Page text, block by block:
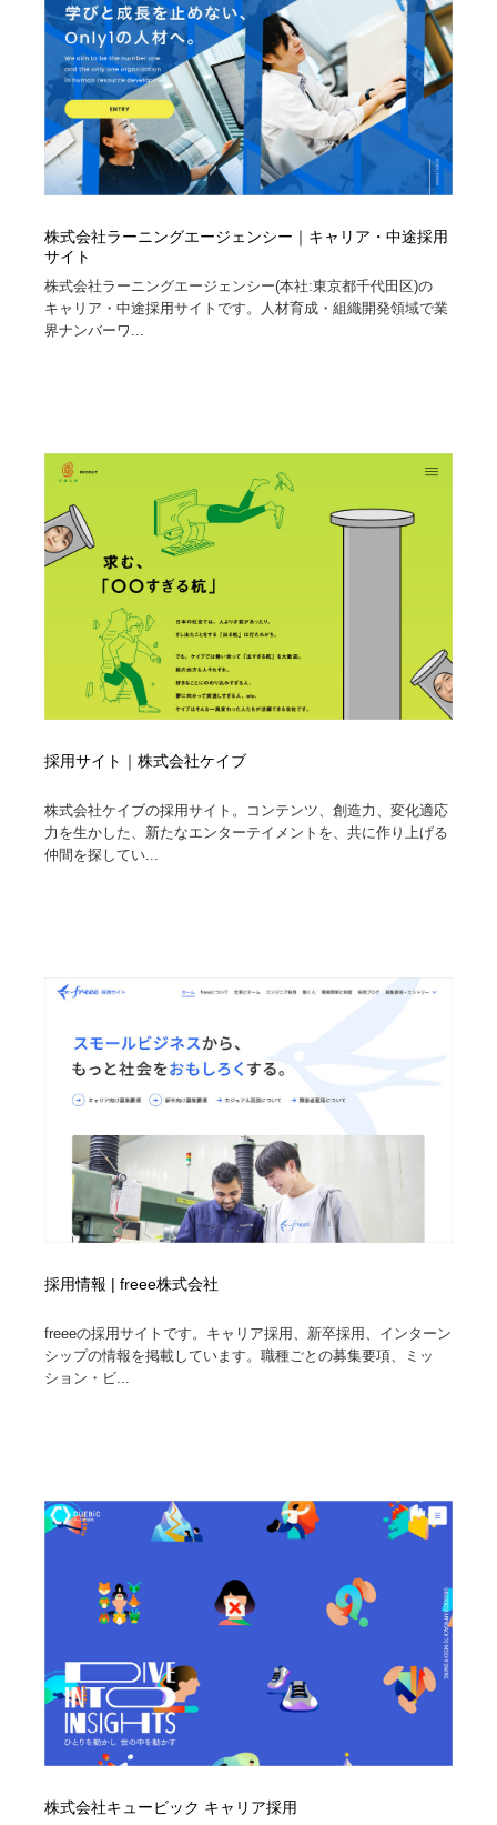
株式会社ラーニングエージェンシー｜キャリア・中途採用
サイト
株式会社ラーニングエージェンシー(本社:東京都千代田区)の
キャリア・中途採用サイトです。人材育成・組織開発領域で業
界ナンバーワ...
採用サイト｜株式会社ケイブ
株式会社ケイブの採用サイト。コンテンツ、創造力、変化適応
力を生かした、新たなエンターテイメントを、共に作り上げる
仲間を探してい...
採用情報 | freee株式会社
freeeの採用サイトです。キャリア採用、新卒採用、インターン
シップの情報を掲載しています。職種ごとの募集要項、ミッ
ション・ビ...
株式会社キュービック キャリア採用